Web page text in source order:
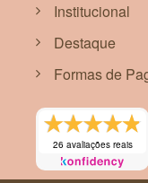
Institucional
Destaque
Formas de
26 avaliações reais